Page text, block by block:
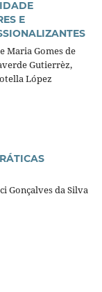
E
Maria Gomes de
Gutierrèz,
López
Gonçalves da Silva